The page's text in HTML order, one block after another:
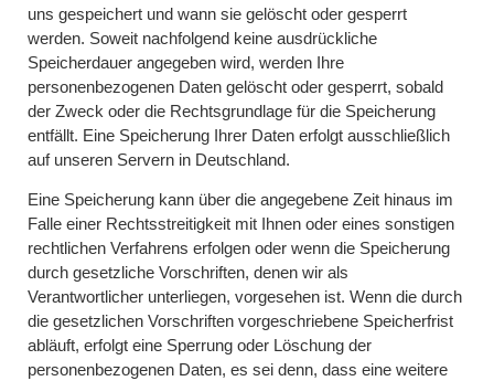
uns gespeichert und wann sie gelöscht oder gesperrt
werden. Soweit nachfolgend keine ausdrückliche
Speicherdauer angegeben wird, werden Ihre
personenbezogenen Daten gelöscht oder gesperrt, sobald
der Zweck oder die Rechtsgrundlage für die Speicherung
entfällt. Eine Speicherung Ihrer Daten erfolgt ausschließlich
auf unseren Servern in Deutschland.
Eine Speicherung kann über die angegebene Zeit hinaus im
Falle einer Rechtsstreitigkeit mit Ihnen oder eines sonstigen
rechtlichen Verfahrens erfolgen oder wenn die Speicherung
durch gesetzliche Vorschriften, denen wir als
Verantwortlicher unterliegen, vorgesehen ist. Wenn die durch
die gesetzlichen Vorschriften vorgeschriebene Speicherfrist
abläuft, erfolgt eine Sperrung oder Löschung der
personenbezogenen Daten, es sei denn, dass eine weitere